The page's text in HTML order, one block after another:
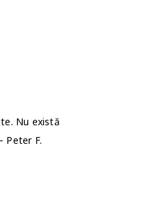
Nu există
Peter F.